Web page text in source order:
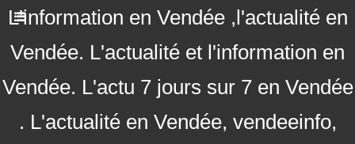
L'information en Vendée ,l'actualité en
Vendée. L'actualité et l'information en
Vendée. L'actu 7 jours sur 7 en Vendée
. L'actualité en Vendée, vendeeinfo,